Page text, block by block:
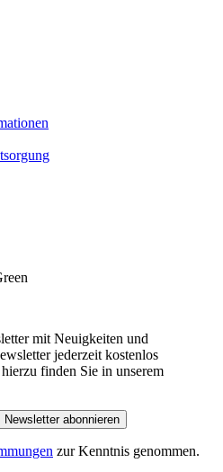
mit Neuigkeiten und
jederzeit kostenlos
finden Sie in unserem
Newsletter abonnieren
zur Kenntnis genommen.